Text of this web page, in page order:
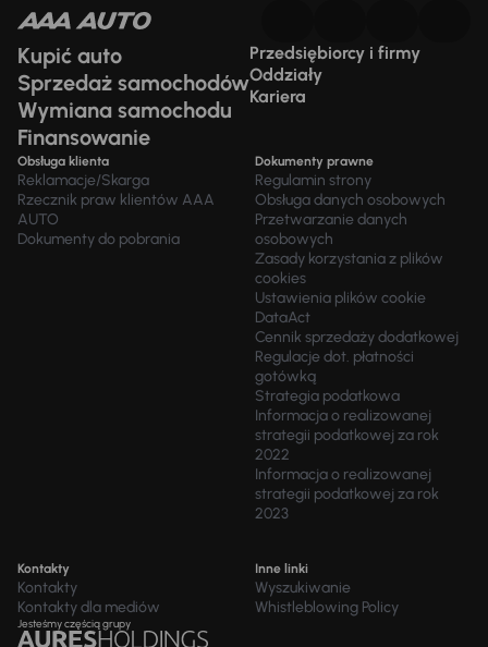
Kupić auto
Sprzedaż samochodów
Wymiana samochodu
Finansowanie
Przedsiębiorcy i firmy
Oddziały
Kariera
Obsługa klienta
Reklamacje/Skarga
Rzecznik praw klientów AAA
AUTO
Dokumenty do pobrania
Dokumenty prawne
Regulamin strony
Obsługa danych osobowych
Przetwarzanie danych
osobowych
Zasady korzystania z plików
cookies
Ustawienia plików cookie
DataAct
Cennik sprzedaży dodatkowej
Regulacje dot. płatności
gotówką
Strategia podatkowa
Informacja o realizowanej
strategii podatkowej za rok
2022
Informacja o realizowanej
strategii podatkowej za rok
2023
Kontakty
Kontakty
Kontakty dla mediów
Inne linki
Wyszukiwanie
Whistleblowing Policy
Jesteśmy częścią grupy